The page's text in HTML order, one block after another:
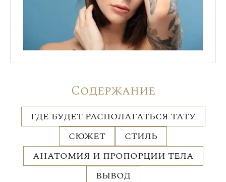
Содержание
ГДЕ БУДЕТ РАСПОЛАГАТЬСЯ ТАТУ
СЮЖЕТ
СТИЛЬ
АНАТОМИЯ И ПРОПОРЦИИ ТЕЛА
ВЫВОД